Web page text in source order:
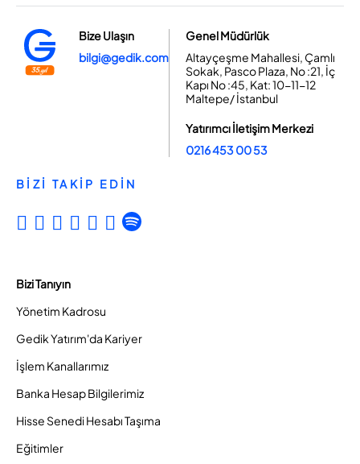
Bize Ulaşın
bilgi@gedik.com
Genel Müdürlük
Altayçeşme Mahallesi, Çamlı
Sokak, Pasco Plaza, No :21, İç
Kapı No :45, Kat: 10-11-12
Maltepe/ İstanbul
Yatırımcı İletişim Merkezi
0216 453 00 53
BİZİ TAKİP EDİN
Bizi Tanıyın
Yönetim Kadrosu
Gedik Yatırım'da Kariyer
İşlem Kanallarımız
Banka Hesap Bilgilerimiz
Hisse Senedi Hesabı Taşıma
Eğitimler